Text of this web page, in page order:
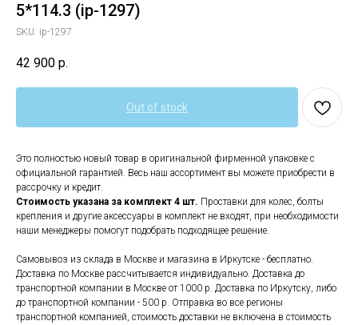
5*114.3 (ip-1297)
SKU: ip-1297
42 900 р.
Out of stock
Это полностью новый товар в оригинальной фирменной упаковке с
официальной гарантией. Весь наш ассортимент вы можете приобрести в
рассрочку и кредит.
Стоимость указана за комплект 4 шт. Проставки для колес, болты
крепления и другие аксессуары в комплект не входят, при необходимости
наши менеджеры помогут подобрать подходящее решение.
Самовывоз из склада в Москве и магазина в Иркутске - бесплатно.
Доставка по Москве рассчитывается индивидуально. Доставка до
транспортной компании в Москве от 1000 р. Доставка по Иркутску, либо
до транспортной компании - 500 р. Отправка во все регионы
транспортной компанией, стоимость доставки не включена в стоимость